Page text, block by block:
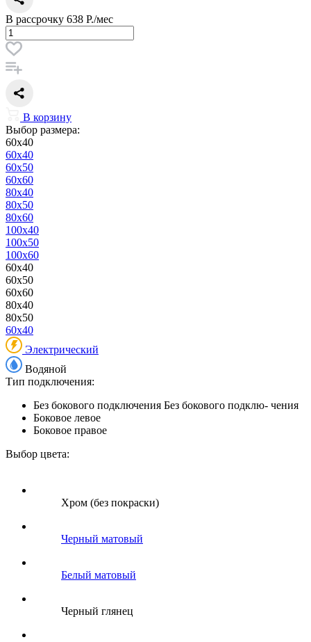
В рассрочку 638 Р./мес
В корзину
Выбор размера:
60x40
60x40
60x50
60x60
80x40
80x50
80x60
100x40
100x50
100x60
60x40
60x50
60x60
80x40
80x50
60x40
Электрический
Водяной
Тип подключения:
Без бокового подключения Без бокового подклю- чения
Боковое левое
Боковое правое
Выбор цвета:
Хром (без покраски)
Черный матовый
Белый матовый
Черный глянец